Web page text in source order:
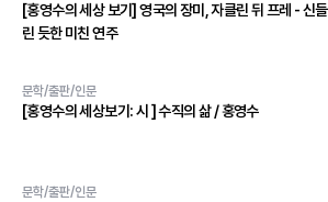
[홍영수의 세상 보기] 영국의 장미, 자클린 뒤 프레 - 신들
린 듯한 미친 연주
문학/출판/인문
[홍영수의 세상보기: 시 ] 수직의 삶 / 홍영수
문학/출판/인문